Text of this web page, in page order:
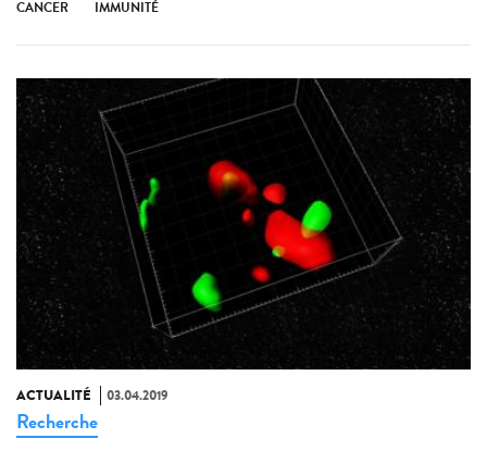
CANCER IMMUNITÉ
ACTUALITÉ 03.04.2019
Recherche